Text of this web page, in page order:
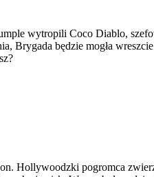
wytropili Coco Diablo,
będzie mogła
Hollywoodzki pogromca